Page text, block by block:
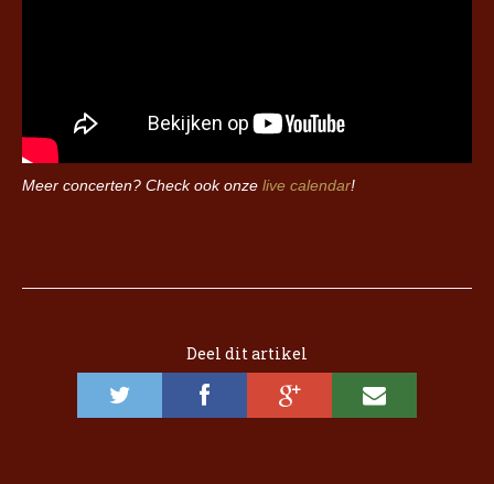
Meer concerten? Check ook onze live calendar!
Deel dit artikel